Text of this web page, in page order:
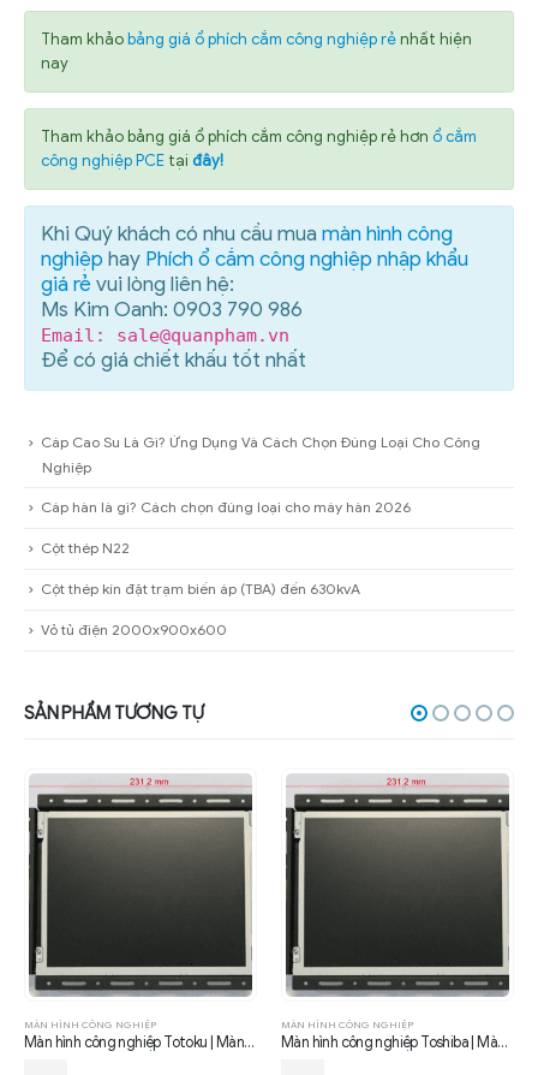
Tham khảobảng giá ổ phích cắm công nghiệp rẻnhất hiện
nay
Tham khảo bảng giá ổ phích cắm công nghiệp rẻ hơn ổ cắm
công nghiệp PCE tại đây!
Khi Quý khách có nhu cầu mua màn hình công
nghiệp hay Phích ổ cắm công nghiệp nhập khẩu
giá rẻ vui lòng liên hệ:
Ms Kim Oanh: 0903 790 986
Email: sale@quanpham.vn
Để có giá chiết khấu tốt nhất
Cáp Cao Su Là Gì? Ứng Dụng Và Cách Chọn Đúng Loại Cho Công
Nghiệp
Cáp hàn là gì? Cách chọn đúng loại cho máy hàn 2026
Cột thép N22
Cột thép kín đặt trạm biến áp (TBA) đến 630kvA
Vỏ tủ điện 2000x900x600
SẢN PHẨM TƯƠNG TỰ
MÀN HÌNH CÔNG NGHIỆP
Màn hình công nghiệp Totoku | Màn hình LCD công nghiệp Totoku
MÀN HÌNH CÔNG NGHIỆP
Màn hình công nghiệp Toshiba | Màn hình LCD công nghiệp Toshiba